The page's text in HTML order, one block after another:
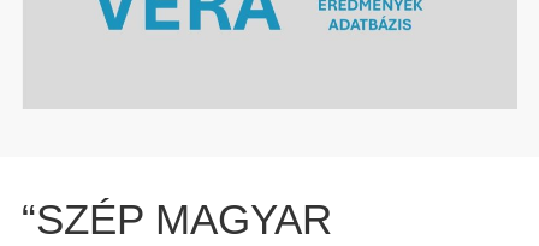
“SZÉP MAGYAR